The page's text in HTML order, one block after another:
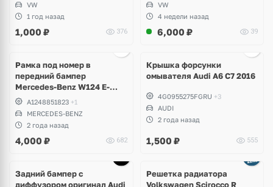
VW
1 год назад
1,000 ₽ 376
VW
4 недели назад
6,000 ₽ 39
Рамка под номер в
передний бампер
Mercedes-Benz W124 E-
KlassA1248851823 +1
MERCEDES-BENZ
2 года назад
4,000 ₽ 682
Крышка форсунки
омывателя Audi A6 C7 2016
4G0955275FGRU +3
AUDI
2 года назад
1,500 ₽ 555
Задний бампер с
диффузором оригинал Audi
Решетка радиатора
Volkswagen Scirocco R